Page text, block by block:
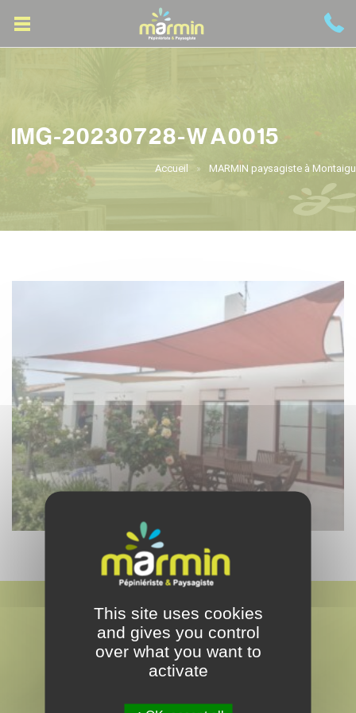
IMG-20230728-WA0015
Accueil MARMIN paysagiste à Montaigu
This site uses cookies
and gives you control
over what you want to
activate